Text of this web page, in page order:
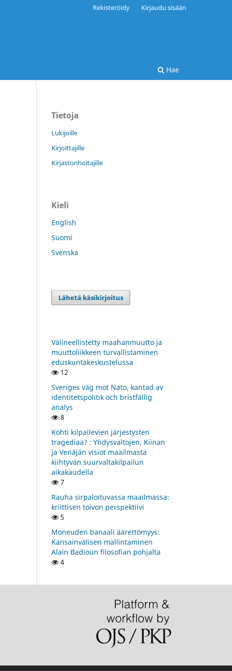
Hae
Rekisteröidy Kirjaudu sisään
Tietoja
Lukijoille
Kirjoittajille
Kirjastonhoitajille
Kieli
English
Suomi
Svenska
Lähetä käsikirjoitus
Välineellistetty maahanmuutto ja
muuttoliikkeen turvallistaminen
eduskuntakeskustelussa
12
Sveriges väg mot Nato, kantad av
identitetspolitik och bristfällig
analys
8
Kohti kilpailevien järjestysten
tragediaa? : Yhdysvaltojen, Kiinan
ja Venäjän visiot maailmasta
kiihtyvän suurvaltakilpailun
aikakaudella
7
Rauha sirpaloituvassa maailmassa:
kriittisen toivon perspektiivi
5
Moneuden banaali äärettömyys:
Kansainvälisen mallintaminen
Alain Badioun filosofian pohjalta
4